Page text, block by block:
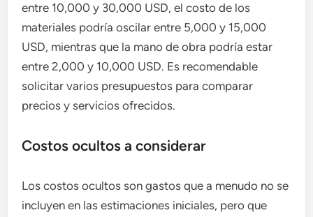
entre 10,000 y 30,000 USD, el costo de los
materiales podría oscilar entre 5,000 y 15,000
USD, mientras que la mano de obra podría estar
entre 2,000 y 10,000 USD. Es recomendable
solicitar varios presupuestos para comparar
precios y servicios ofrecidos.
Costos ocultos a considerar
Los costos ocultos son gastos que a menudo no se
incluyen en las estimaciones iniciales, pero que